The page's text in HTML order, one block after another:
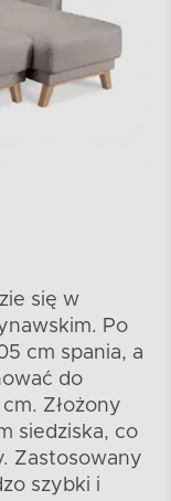
się w
Po
cm spania, a
do
Złożony
siedziska, co
Zastosowany
szybki i